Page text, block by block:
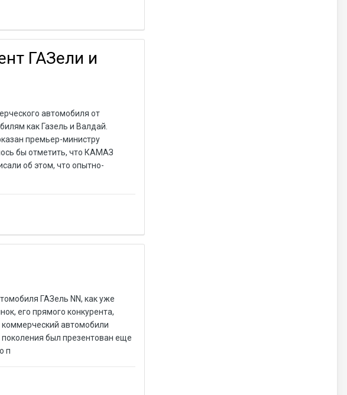
ГАЗели и
автомобиля от
как Газель и Валдай.
премьер-министру
бы отметить, что КАМАЗ
об этом, что опытно-
ГАЗель NN, как уже
его прямого конкурента,
автомобили
был презентован еще
п